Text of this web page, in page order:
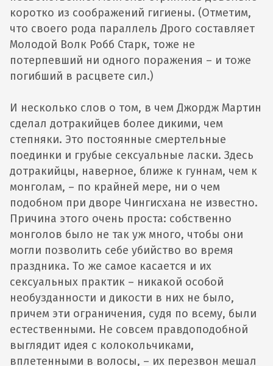
коротко из соображений гигиены. (Отметим,
что своего рода параллель Дрого составляет
Молодой Волк Робб Старк, тоже не
потерпевший ни одного поражения – и тоже
погибший в расцвете сил.)
И несколько слов о том, в чем Джордж Мартин
сделал дотракийцев более дикими, чем
степняки. Это постоянные смертельные
поединки и грубые сексуальные ласки. Здесь
дотракийцы, наверное, ближе к гуннам, чем к
монголам, – по крайней мере, ни о чем
подобном при дворе Чингисхана не известно.
Причина этого очень проста: собственно
монголов было не так уж много, чтобы они
могли позволить себе убийство во время
праздника. То же самое касается и их
сексуальных практик – никакой особой
необузданности и дикости в них не было,
причем эти ограничения, судя по всему, были
естественными. Не совсем правдоподобной
выглядит идея с колокольчиками,
вплетенными в волосы, – их перезвон мешал